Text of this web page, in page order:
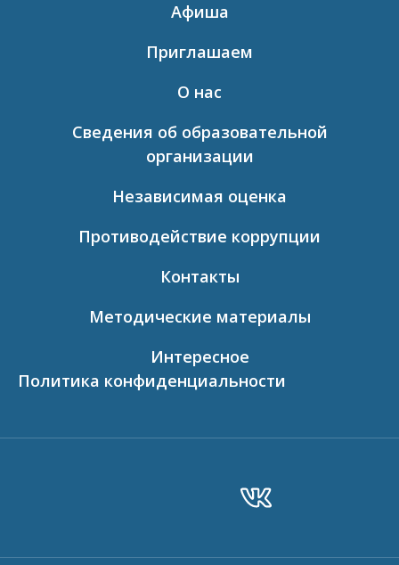
Афиша
Приглашаем
О нас
Сведения об образовательной
организации
Независимая оценка
Противодействие коррупции
Контакты
Методические материалы
Интересное
Политика конфиденциальности